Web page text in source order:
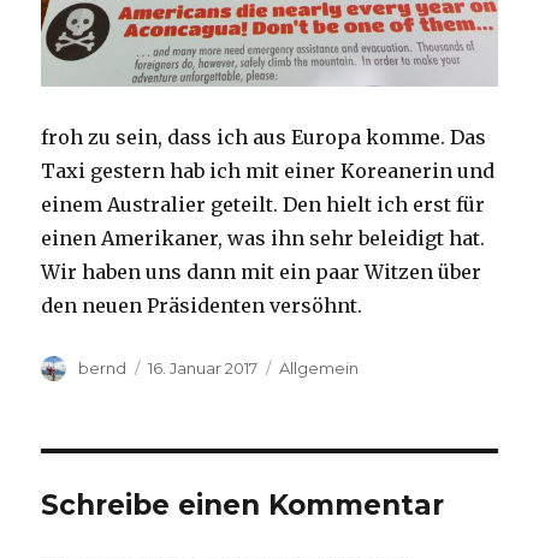
froh zu sein, dass ich aus Europa komme. Das
Taxi gestern hab ich mit einer Koreanerin und
einem Australier geteilt. Den hielt ich erst für
einen Amerikaner, was ihn sehr beleidigt hat.
Wir haben uns dann mit ein paar Witzen über
den neuen Präsidenten versöhnt.
Autor
bernd
Veröffentlicht
16. Januar 2017 Kategorien
Allgemein
Schreibe einen Kommentar